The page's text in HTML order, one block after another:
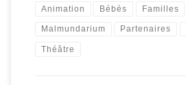
Animation Bébés Familles
Malmundarium Partenaires
Théâtre